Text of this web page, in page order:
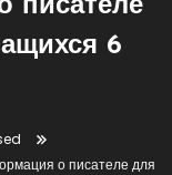
писателе
6
о писателе для